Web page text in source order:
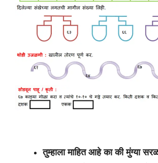
तुम्हाला माहित आहे का की मुंग्या